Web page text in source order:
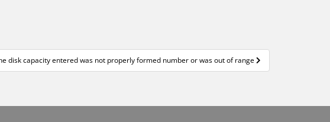
disk capacity entered was not properly formed number or was out of range